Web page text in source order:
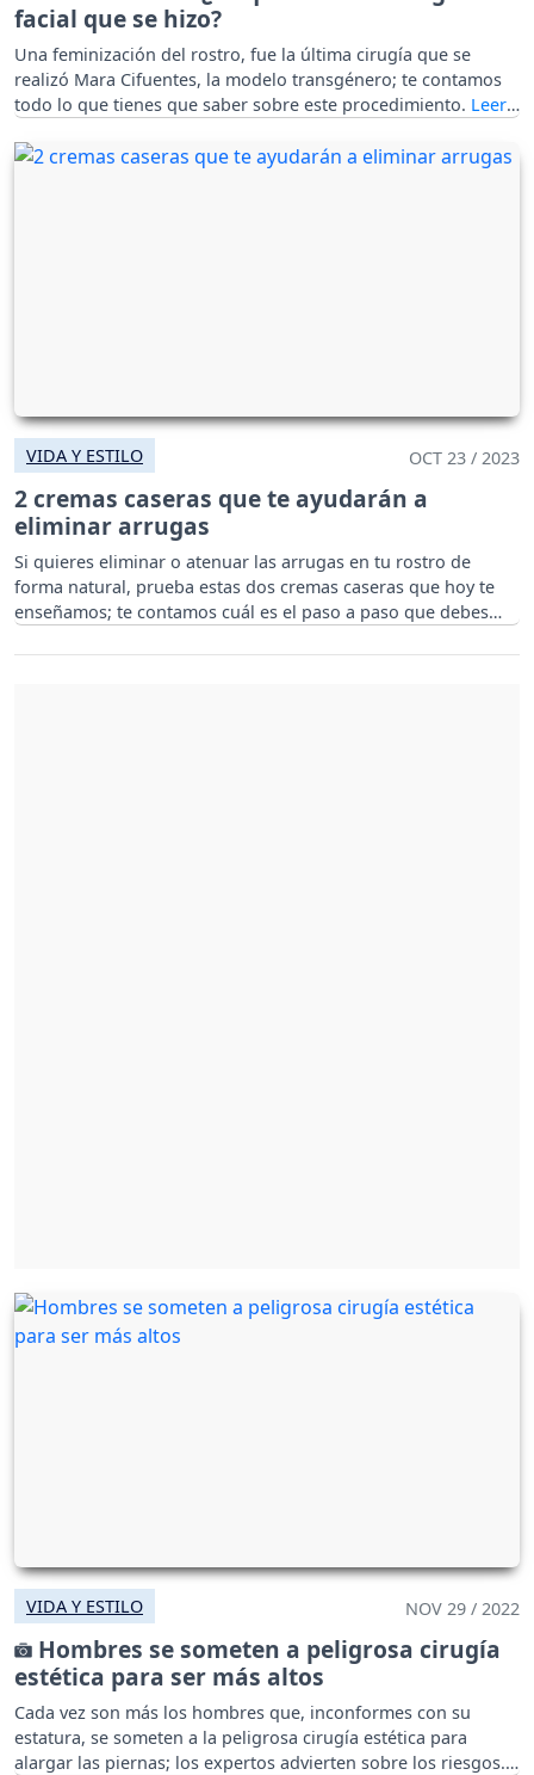
facial que se hizo?
Una feminización del rostro, fue la última cirugía que se
realizó Mara Cifuentes, la modelo transgénero; te contamos
todo lo que tienes que saber sobre este procedimiento.
VIDA Y ESTILO OCT 23 / 2023
2 cremas caseras que te ayudarán a
eliminar arrugas
Si quieres eliminar o atenuar las arrugas en tu rostro de
forma natural, prueba estas dos cremas caseras que hoy te
enseñamos; te contamos cuál es el paso a paso que debes
VIDA Y ESTILO NOV 29 / 2022
Hombres se someten a peligrosa cirugía
estética para ser más altos
Cada vez son más los hombres que, inconformes con su
estatura, se someten a la peligrosa cirugía estética para
alargar las piernas; los expertos advierten sobre los riesgos.